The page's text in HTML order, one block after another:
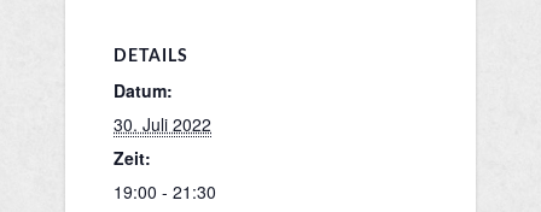
DETAILS
Datum:
30. Juli 2022
Zeit:
19:00 - 21:30